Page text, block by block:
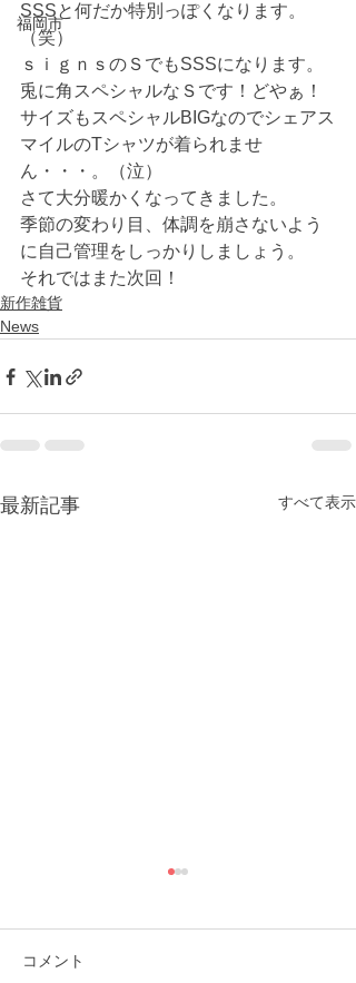
福岡市
SSSと何だか特別っぽくなります。
（笑）
ｓｉｇｎｓのＳでもSSSになります。
兎に角スペシャルなＳです！どやぁ！
サイズもスペシャルBIGなのでシェアス
マイルのTシャツが着られませ
ん・・・。（泣）
さて大分暖かくなってきました。
季節の変わり目、体調を崩さないよう
に自己管理をしっかりしましょう。
それではまた次回！
新作雑貨
News
最新記事 すべて表示
コメント